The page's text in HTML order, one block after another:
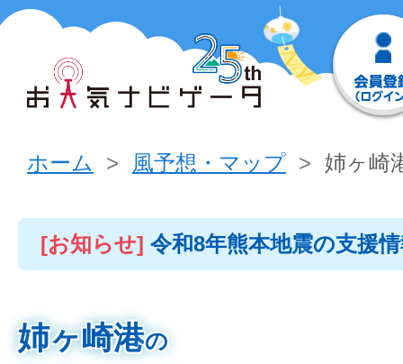
ホーム 風予想・マップ 姉ヶ崎
[お知らせ] 令和8年熊本地震の支援
姉ヶ崎港の